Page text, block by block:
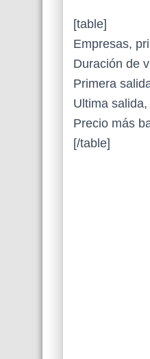
[table]
Empresas,
Duración de
Primera
Ultima
Precio más
[/table]